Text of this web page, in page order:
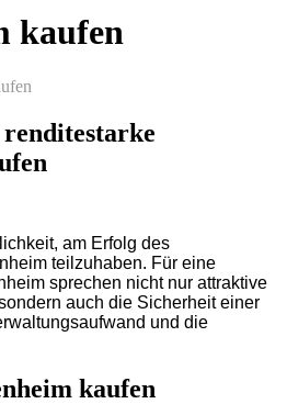
kaufen
renditestarke
am Erfolg des
teilzuhaben. Für eine
sprechen nicht nur attraktive
auch die Sicherheit einer
und die
kaufen